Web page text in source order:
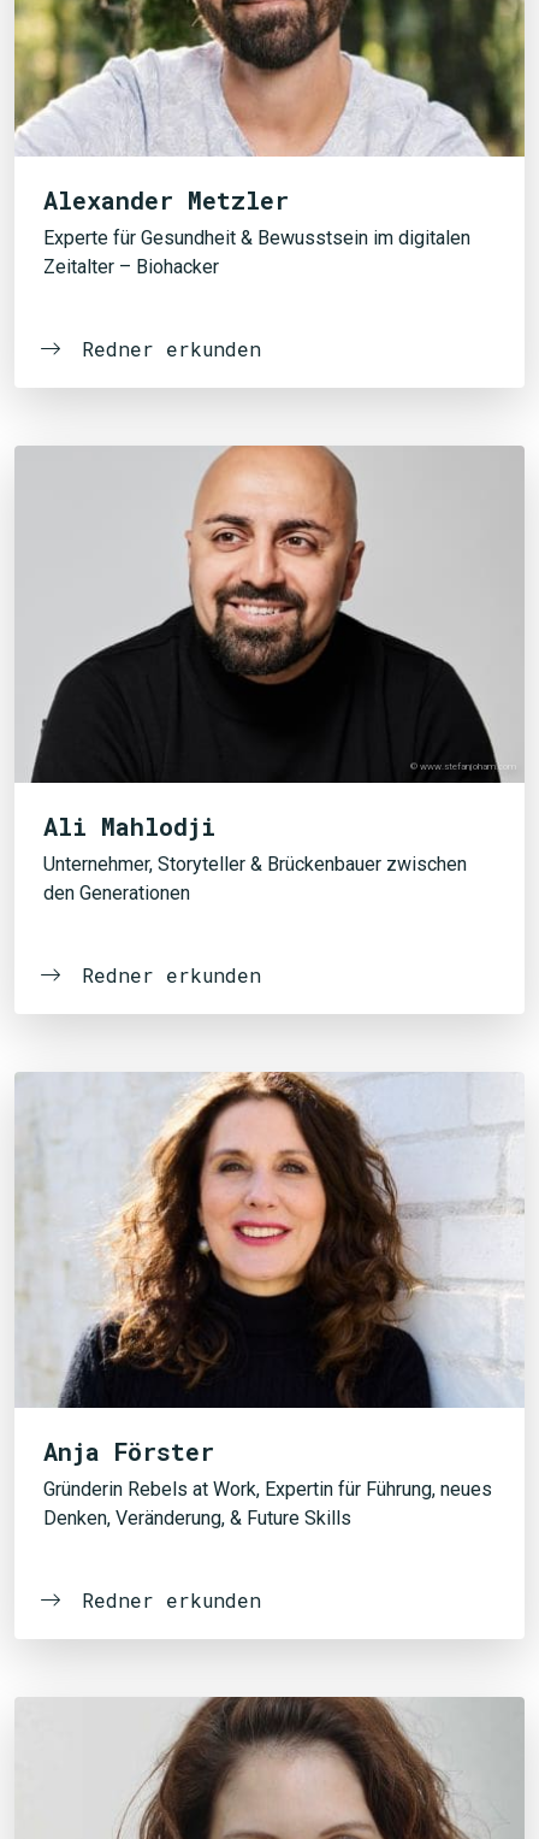
Alexander Metzler
Experte für Gesundheit & Bewusstsein im digitalen
Zeitalter – Biohacker
Redner erkunden
© www.stefanjoham.com
Ali Mahlodji
Unternehmer, Storyteller & Brückenbauer zwischen
den Generationen
Redner erkunden
Anja Förster
Gründerin Rebels at Work, Expertin für Führung, neues
Denken, Veränderung, & Future Skills
Redner erkunden